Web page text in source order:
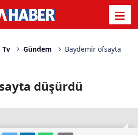
Tv Gündem
Baydemir ofsayta
düşürdü